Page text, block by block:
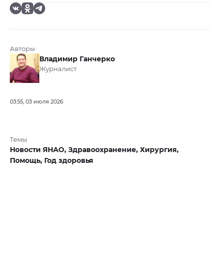
Авторы
Владимир Ганчерко
Журналист
03:55, 03 июля 2026
Темы
Новости ЯНАО, Здравоохранение, Хирургия,
Помощь, Год здоровья